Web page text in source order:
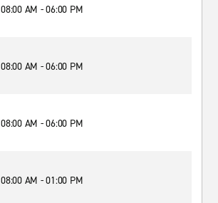
08:00 AM - 06:00 PM
08:00 AM - 06:00 PM
08:00 AM - 06:00 PM
08:00 AM - 01:00 PM